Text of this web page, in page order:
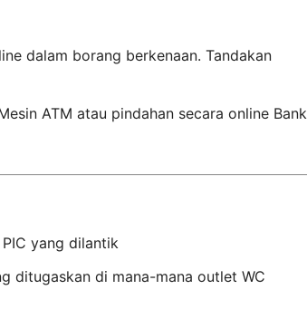
dalam borang berkenaan. Tandakan
ATM atau pindahan secara online Bank
yang dilantik
ditugaskan di mana-mana outlet WC